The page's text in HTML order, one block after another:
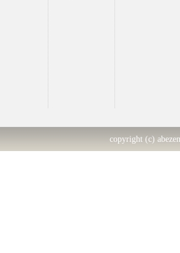
copyright (c)